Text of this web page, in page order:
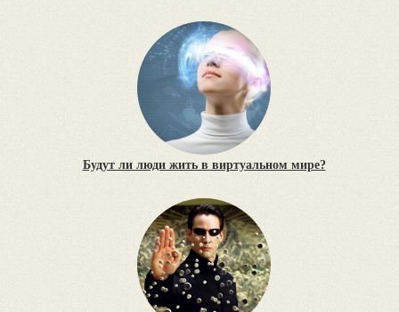
Будут ли люди жить в виртуальном мире?